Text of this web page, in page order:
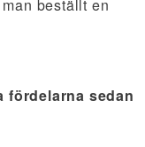
beställt en
fördelarna sedan